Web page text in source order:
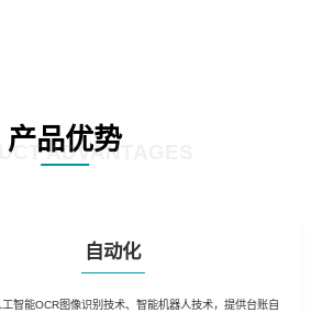
产品优势
ADVANTAGES
自动化
智能OCR图像识别技术、智能机器人技术，提供台账自